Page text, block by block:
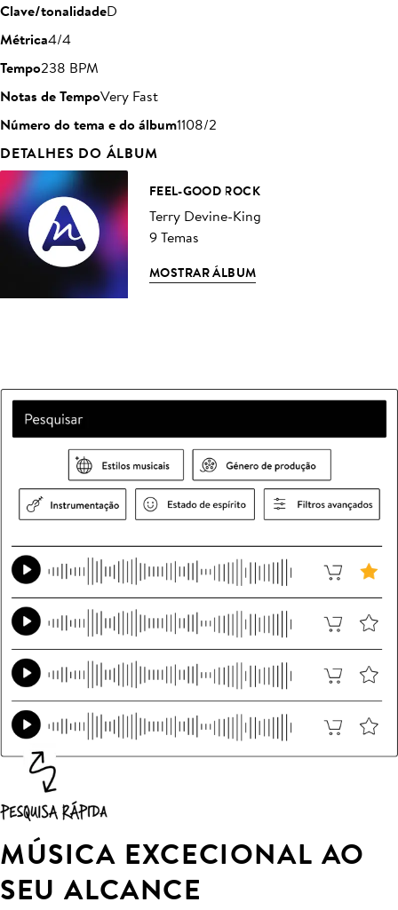
Clave/tonalidadeD
Métrica4/4
Tempo238 BPM
Notas de TempoVery Fast
Número do tema e do álbum1108/2
DETALHES DO ÁLBUM
FEEL-GOOD ROCK
Terry Devine-King
9 Temas
MOSTRAR ÁLBUM
MÚSICA EXCECIONAL AO
SEU ALCANCE